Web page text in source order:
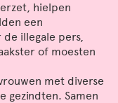
hielpen
een
illegale pers,
of moesten
met diverse
gezindten. Samen